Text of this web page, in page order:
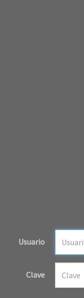
Usuario
Clave